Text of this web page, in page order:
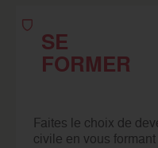
SE
FORMER
Faites le choix de
civile en vous